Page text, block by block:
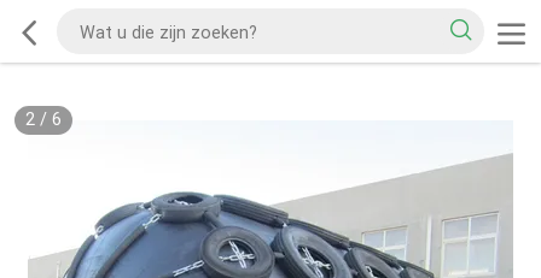
2/ 6